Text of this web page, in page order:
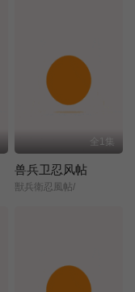
全1集
兽兵卫忍风帖
獣兵衛忍風帖/